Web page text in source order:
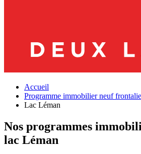
Accueil
Programme immobilier neuf
Lac Léman
Nos programmes
lac Léman